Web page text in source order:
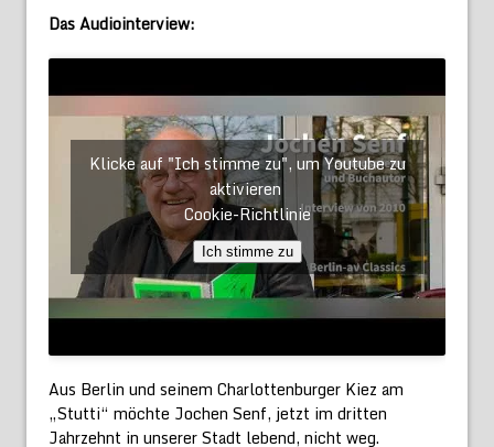
Das Audiointerview:
Klicke auf "Ich stimme zu", um Youtube zu
aktivieren
Cookie-Richtlinie
Ich stimme zu
Aus Berlin und seinem Charlottenburger Kiez am
„Stutti“ möchte Jochen Senf, jetzt im dritten
Jahrzehnt in unserer Stadt lebend, nicht weg.